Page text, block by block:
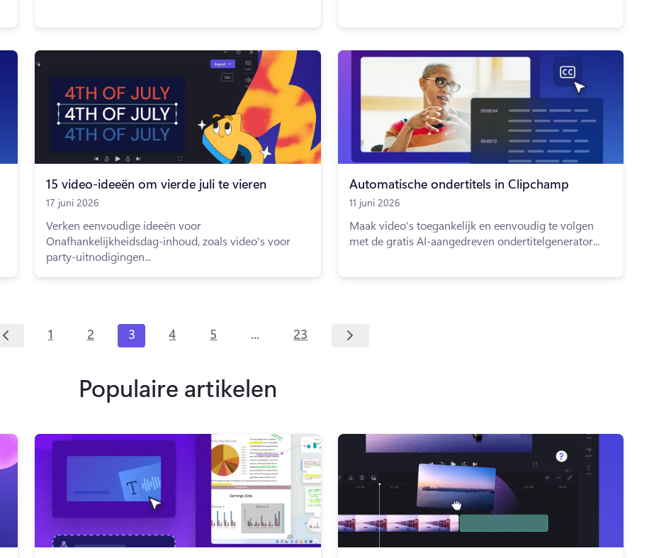
15 video-ideeën om vierde juli te vieren
17 juni 2026
Verken eenvoudige ideeën voor
Onafhankelijkheidsdag-inhoud, zoals video's voor
party-uitnodigingen...
Automatische ondertitels in Clipchamp
11 juni 2026
Maak video's toegankelijk en eenvoudig te volgen
met de gratis AI-aangedreven ondertitelgenerator...
1 2 3 4 5 ... 23
Populaire artikelen